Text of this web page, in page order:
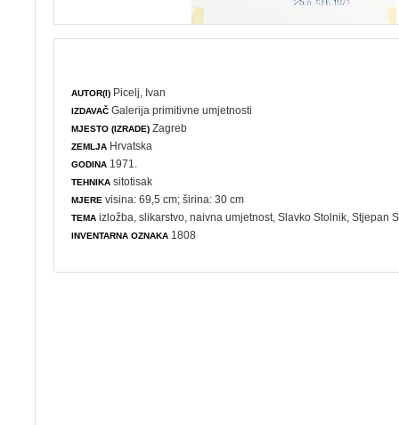
AUTOR(I) Picelj, Ivan
IZDAVAČ Galerija primitivne umjetnosti
MJESTO (IZRADE) Zagreb
ZEMLJA Hrvatska
GODINA 1971.
TEHNIKA sitotisak
MJERE visina: 69,5 cm; širina: 30 cm
TEMA izložba ,slikarstvo ,naivna umjetnost , Slavko Stolnik, Stjepan
INVENTARNA OZNAKA 1808